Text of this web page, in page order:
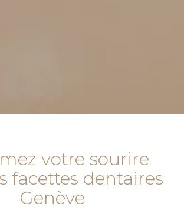
votre sourire
facettes dentaires
Genève